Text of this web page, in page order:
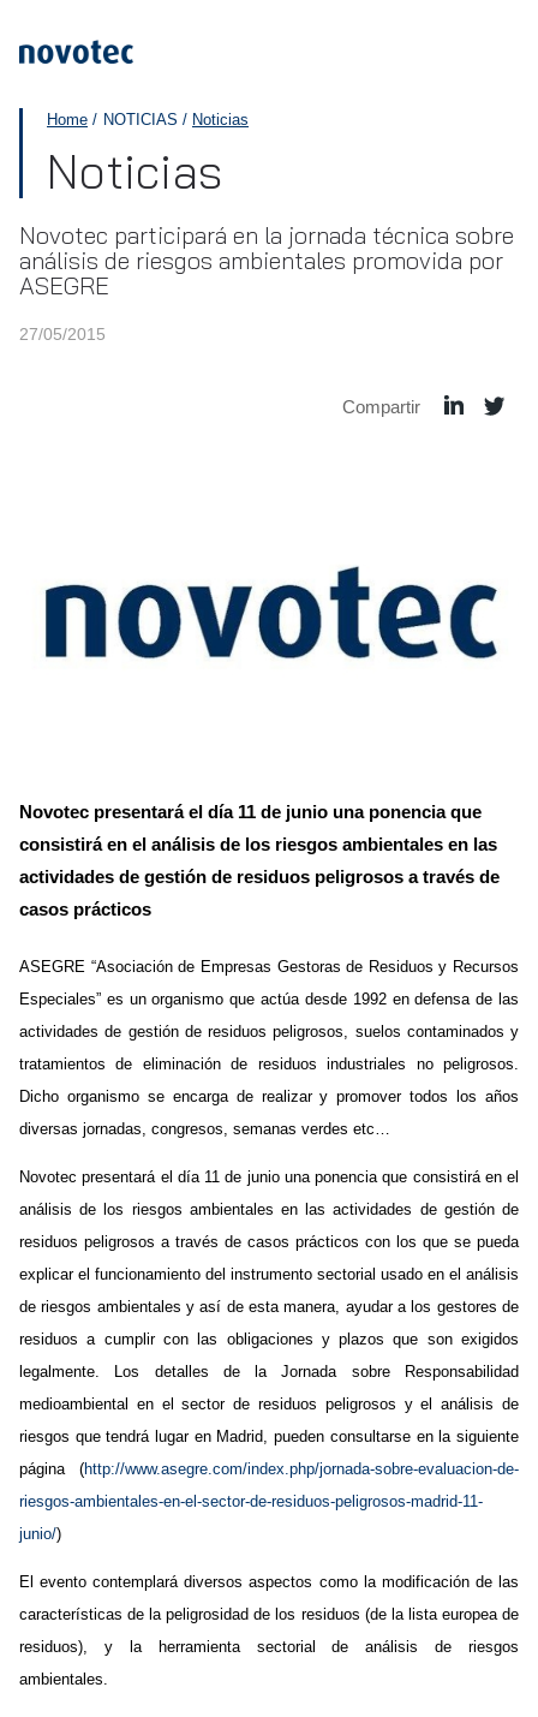
APPLUS+
Home NOTICIAS Noticias
Noticias
Novotec participará en la jornada técnica sobre
análisis de riesgos ambientales promovida por
ASEGRE
27/05/2015
Compartir
Novotec presentará el día 11 de junio una ponencia que
consistirá en el análisis de los riesgos ambientales en las
actividades de gestión de residuos peligrosos a través de
casos prácticos
ASEGRE “Asociación de Empresas Gestoras de Residuos y Recursos
Especiales” es un organismo que actúa desde 1992 en defensa de las
actividades de gestión de residuos peligrosos, suelos contaminados y
tratamientos de eliminación de residuos industriales no peligrosos.
Dicho organismo se encarga de realizar y promover todos los años
diversas jornadas, congresos, semanas verdes etc…
Novotec presentará el día 11 de junio una ponencia que consistirá en el
análisis de los riesgos ambientales en las actividades de gestión de
residuos peligrosos a través de casos prácticos con los que se pueda
explicar el funcionamiento del instrumento sectorial usado en el análisis
de riesgos ambientales y así de esta manera, ayudar a los gestores de
residuos a cumplir con las obligaciones y plazos que son exigidos
legalmente. Los detalles de la Jornada sobre Responsabilidad
medioambiental en el sector de residuos peligrosos y el análisis de
riesgos que tendrá lugar en Madrid, pueden consultarse en la siguiente
página (http://www.asegre.com/index.php/jornada-sobre-evaluacion-de-
riesgos-ambientales-en-el-sector-de-residuos-peligrosos-madrid-11-
junio/)
El evento contemplará diversos aspectos como la modificación de las
características de la peligrosidad de los residuos (de la lista europea de
residuos), y la herramienta sectorial de análisis de riesgos